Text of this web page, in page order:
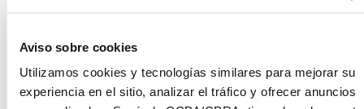
Aviso sobre cookies
Utilizamos cookies y tecnologías similares para mejorar su
experiencia en el sitio, analizar el tráfico y ofrecer anuncios
Riyadh
Arabia Saudí
00966 1 4032968
Riyadh@al-ghazalisa.com